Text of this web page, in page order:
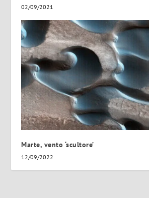
02/09/2021
Marte, vento ‘scultore’
12/09/2022